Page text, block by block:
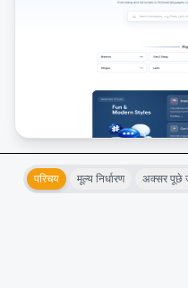
परिचय मूल्य निर्धारण अक्सर पूछे